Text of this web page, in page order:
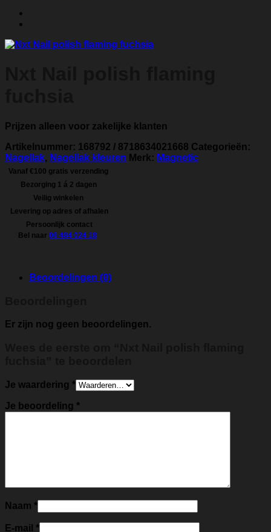
Prijzen alleen voor zakelijke klanten
Artikelnummer: 168792 / 8718634021668 Categorieën:
Nagellak, Nagellak kleuren Merk: Magnetic
Vanaf €100 gratis verzending
Bezorging 1 á 2 dagen
Veilig winkelen
Levering op adres of afhalen
Persoonlijk contact
Bel naar 06 484 024 18
Beoordelingen (0)
Er zijn nog geen beoordelingen.
Je waardering *
Je beoordeling *
Naam *
E-mail *